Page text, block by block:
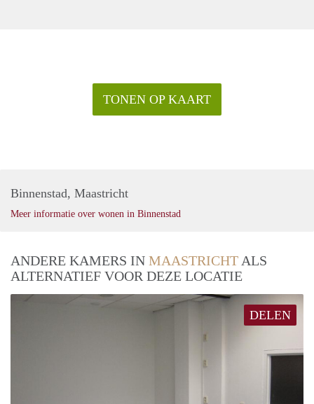
TONEN OP KAART
Binnenstad, Maastricht
Meer informatie over wonen in Binnenstad
ANDERE KAMERS IN MAASTRICHT ALS
ALTERNATIEF VOOR DEZE LOCATIE
DELEN